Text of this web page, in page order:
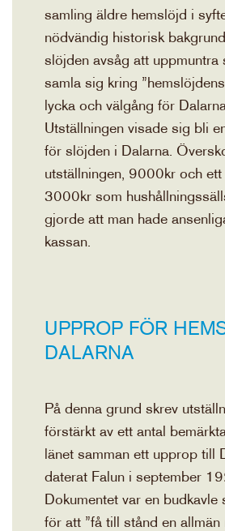
samling äldre hemslöjd i
nödvändig historisk
slöjden avsåg att uppmuntra
samla sig kring ”hemslöjdens
lycka och välgång för
Utställningen visade sig bli
för slöjden i Dalarna.
utställningen, 9000kr och ett
3000kr som
gjorde att man hade
kassan.
UPPROP FÖR
DALARNA
På denna grund skrev
förstärkt av ett antal
länet samman ett upprop till
daterat Falun i september
Dokumentet var en budkavle
för att ”få till stånd en allmän